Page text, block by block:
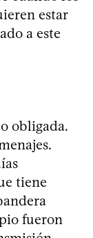
estar
a este
obligada.
tiene
fueron